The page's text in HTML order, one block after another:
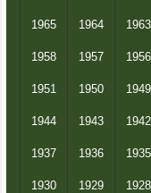
1965 1964 1963
1958 1957 1956
1951 1950 1949
1944 1943 1942
1937 1936 1935
1930 1929 1928